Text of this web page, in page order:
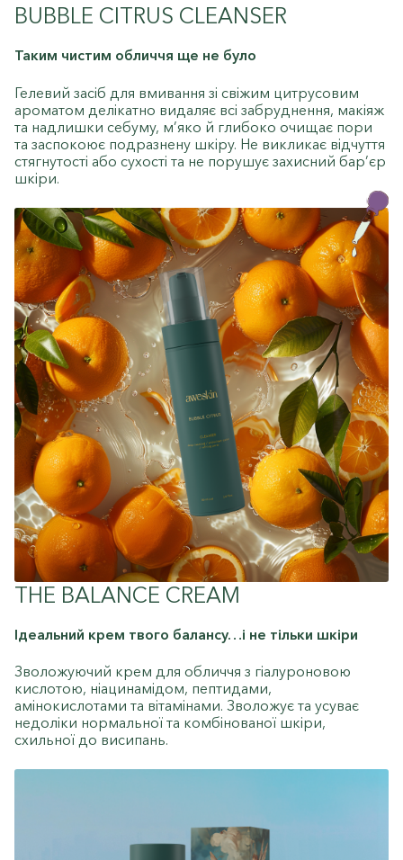
BUBBLE CITRUS CLEANSER
Таким чистим обличчя ще не було
Гелевий засіб для вмивання зі свіжим цитрусовим
ароматом делікатно видаляє всі забруднення, макіяж
та надлишки себуму, м’яко й глибоко очищає пори
та заспокоює подразнену шкіру. Не викликає відчуття
стягнутості або сухості та не порушує захисний бар’єр
шкіри.
THE BALANCE CREAM
Ідеальний крем твого балансу…і не тільки шкіри
Зволожуючий крем для обличчя з гіалуроновою
кислотою, ніацинамідом, пептидами,
амінокислотами та вітамінами. Зволожує та усуває
недоліки нормальної та комбінованої шкіри,
схильної до висипань.